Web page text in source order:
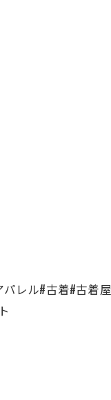
レル#古着#古着